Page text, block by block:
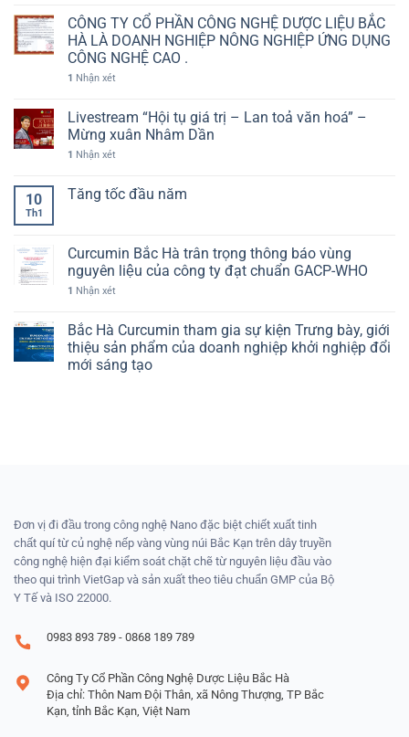
CÔNG TY CỔ PHẦN CÔNG NGHỆ DƯỢC LIỆU BẮC
HÀ LÀ DOANH NGHIỆP NÔNG NGHIỆP ỨNG DỤNG
CÔNG NGHỆ CAO .
1 Nhận xét
Livestream “Hội tụ giá trị – Lan toả văn hoá” –
Mừng xuân Nhâm Dần
1 Nhận xét
10
Th1
Tăng tốc đầu năm
Curcumin Bắc Hà trân trọng thông báo vùng
nguyên liệu của công ty đạt chuẩn GACP-WHO
1 Nhận xét
Bắc Hà Curcumin tham gia sự kiện Trưng bày, giới
thiệu sản phẩm của doanh nghiệp khởi nghiệp đổi
mới sáng tạo
Đơn vị đi đầu trong công nghệ Nano đặc biệt chiết xuất tinh
chất quí từ củ nghệ nếp vàng vùng núi Bắc Kạn trên dây truyền
công nghệ hiện đại kiểm soát chặt chẽ từ nguyên liệu đầu vào
theo qui trình VietGap và sản xuất theo tiêu chuẩn GMP của Bộ
Y Tế và ISO 22000.
0983 893 789 - 0868 189 789
Công Ty Cổ Phần Công Nghệ Dược Liệu Bắc Hà
Địa chỉ: Thôn Nam Đội Thân, xã Nông Thượng, TP Bắc
Kạn, tỉnh Bắc Kạn, Việt Nam